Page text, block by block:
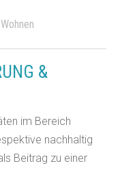
&
im Bereich
nachhaltig
Beitrag zu einer